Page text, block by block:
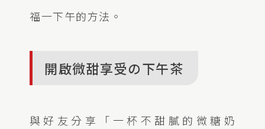
福一下午的方法。
開啟微甜享受の下午茶
與好友分享「一杯不甜膩的微糖奶